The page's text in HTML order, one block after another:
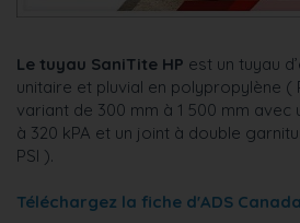
Le tuyau SaniTite HP est un tuyau
unitaire et pluvial en polypropylène (
variant de 300 mm à 1 500 mm
à 320 kPA et un joint à double
PSI ).
Téléchargez la fiche d'ADS Canada